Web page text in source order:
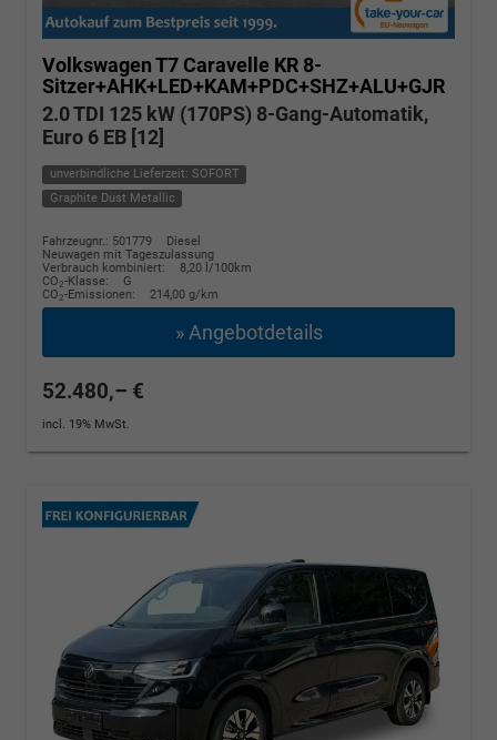
Volkswagen T7 Caravelle KR 8-
Sitzer+AHK+LED+KAM+PDC+SHZ+ALU+GJR
2.0 TDI 125 kW (170PS) 8-Gang-Automatik,
Euro 6 EB [12]
unverbindliche Lieferzeit: SOFORT
Graphite Dust Metallic
Fahrzeugnr.: 501779
Diesel
Neuwagen mit Tageszulassung
Verbrauch kombiniert:
8,20 l/100km
CO2-Klasse:
G
CO2-Emissionen: 214,00 g/km
» Angebotdetails
52.480,– €
incl. 19% MwSt.